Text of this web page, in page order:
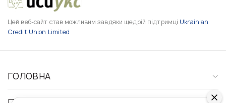
Цей веб-сайт став можливим завдяки щедрій підтримці Ukrainian
Credit Union Limited
ГОЛОВНА